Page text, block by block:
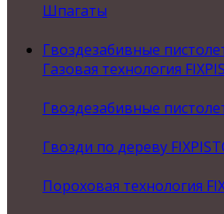
Шпагаты
Гвоздезабивные
Газовая технология
Гвоздезабивные
Гвозди по дереву
Пороховая технология